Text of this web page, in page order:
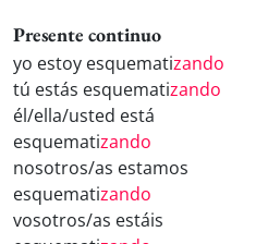
Presente continuo
yo estoy esquematizando
tú estás esquematizando
él/ella/usted está
esquematizando
nosotros/as estamos
esquematizando
vosotros/as estáis